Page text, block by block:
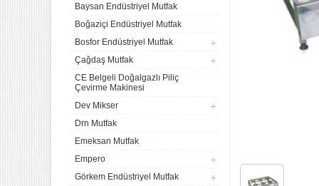
Baysan Endüstriyel Mutfak
Boğaziçi Endüstriyel Mutfak
Bosfor Endüstriyel Mutfak
Çağdaş Mutfak
CE Belgeli Doğalgazlı Piliç
Çevirme Makinesi
Dev Mikser
Drn Mutfak
Emeksan Mutfak
Empero
Görkem Endüstriyel Mutfak